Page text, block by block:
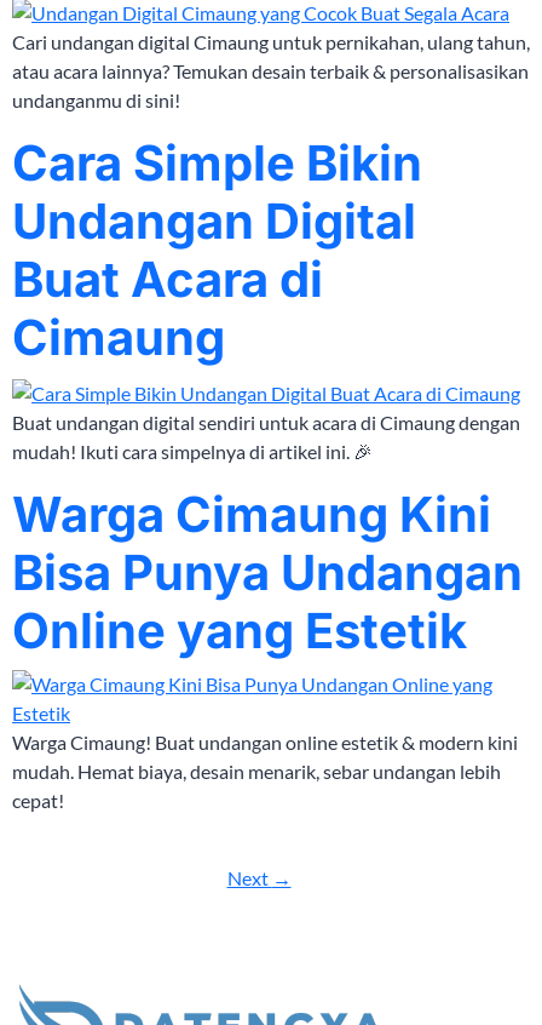
Cari undangan digital Cimaung untuk pernikahan, ulang tahun,
atau acara lainnya? Temukan desain terbaik & personalisasikan
undanganmu di sini!
Cara Simple Bikin
Undangan Digital
Buat Acara di
Cimaung
Buat undangan digital sendiri untuk acara di Cimaung dengan
mudah! Ikuti cara simpelnya di artikel ini. 🎉
Warga Cimaung Kini
Bisa Punya Undangan
Online yang Estetik
Warga Cimaung! Buat undangan online estetik & modern kini
mudah. Hemat biaya, desain menarik, sebar undangan lebih
cepat!
Next →